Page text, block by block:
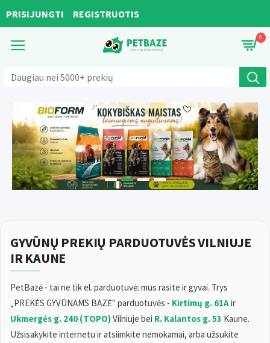
Gyvūnų
prekės
internetu
maistas,
kraikas
ir
priežiūra
šunims
katėms
PRISIJUNGTI REGISTRUOTIS
0
GYVŪNŲ PREKIŲ PARDUOTUVĖS VILNIUJE
IR KAUNE
PetBazė - tai ne tik el. parduotuvė: mus rasite ir gyvai. Trys
„PREKĖS GYVŪNAMS BAZĖ" parduotuvės - Kirtimų g. 61Air
Ukmergės g. 240 (TOPO)Vilniuje bei R. Kalantos g. 53 Kaune.
Užsisakykite internetu ir atsiimkite nemokamai, arba užsukite